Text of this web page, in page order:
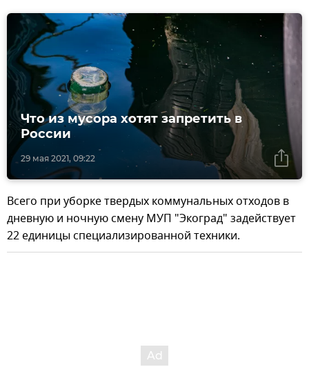
29 мая 2021, 09:22
Что из мусора хотят запретить в
России
Всего при уборке твердых коммунальных отходов в
дневную и ночную смену МУП "Экоград" задействует
22 единицы специализированной техники.